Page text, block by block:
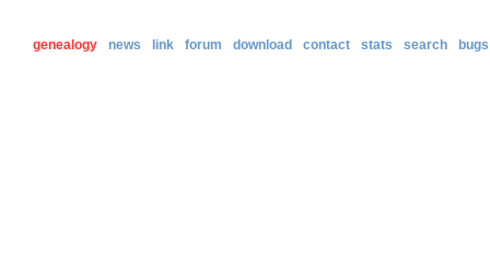
genealogy news link forum download contact stats search bugs